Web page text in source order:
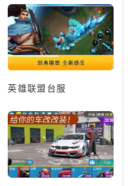
英雄联盟台服